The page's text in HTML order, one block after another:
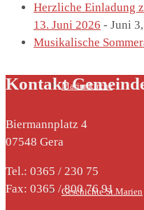
Marienkirche
Geschichte St.Marien
Herzliche Einladung
13. Juni 2026 - Juni
Musikalische
Kontakt
Biermannplatz 4
07548 Gera
Tel.: 0365 / 230 75
Fax: 0365 / 800 76 91